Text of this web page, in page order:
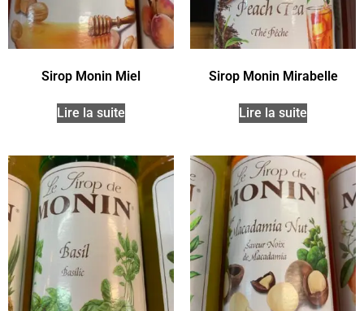
Sirop Monin Miel
Lire la suite
Sirop Monin Mirabelle
Lire la suite